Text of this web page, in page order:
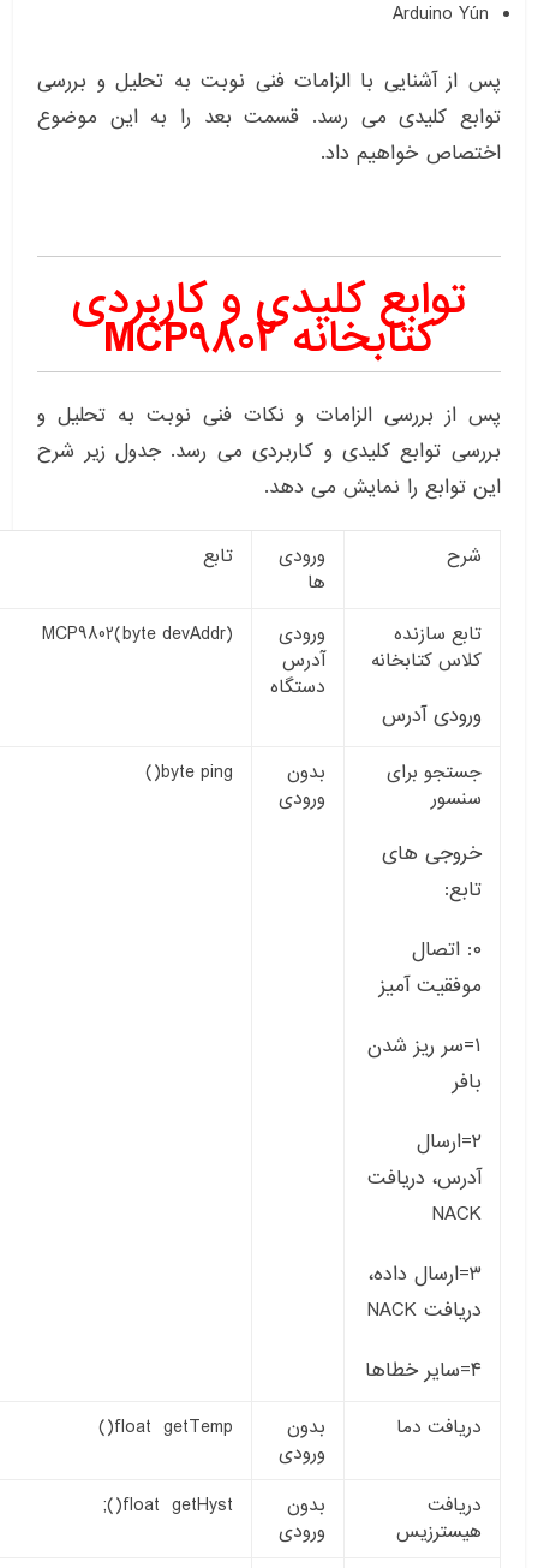
Arduino Yún
پس از آشنایی با الزامات فنی نوبت به تحلیل و بررسی
توابع کلیدی می رسد. قسمت بعد را به این موضوع
اختصاص خواهیم داد.
توابع کلیدی و کاربردی
کتابخانه MCP9802
پس از بررسی الزامات و نکات فنی نوبت به تحلیل و
بررسی توابع کلیدی و کاربردی می رسد. جدول زیر شرح
این توابع را نمایش می دهد.
شرح
ورودی
ها
تابع
تابع سازنده
کلاس کتابخانه
ورودی آدرس
ورودی
آدرس
دستگاه
MCP9802(byte devAddr)
جستجو برای
سنسور
خروجی های
تابع:
۰: اتصال
موفقیت آمیز
۱=سر ریز شدن
بافر
۲=ارسال
آدرس، دریافت
NACK
۳=ارسال داده،
دریافت NACK
۴=سایر خطاها
بدون
ورودی
byte ping()
دریافت دما
بدون
ورودی
float getTemp()
دریافت
هیسترزیس
بدون
ورودی
float getHyst();